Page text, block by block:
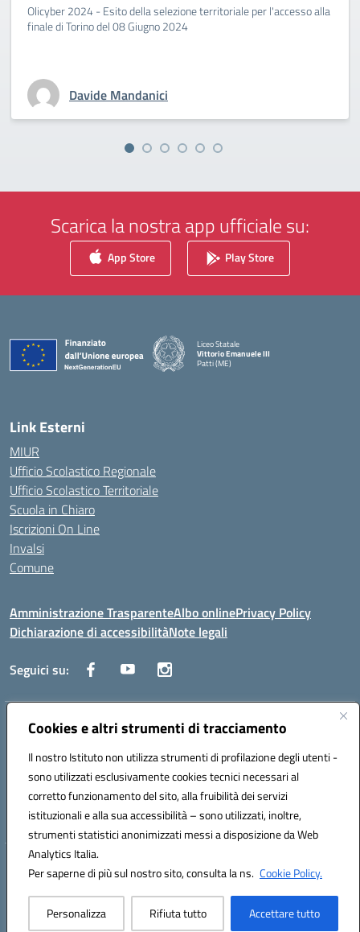
Cookies e altri strumenti di tracciamento
Il nostro Istituto non utilizza strumenti di profilazione degli utenti -
sono utilizzati esclusivamente cookies tecnici necessari al
corretto funzionamento del sito, alla fruibilità dei servizi
istituzionali e alla sua accessibilità – sono utilizzati, inoltre,
strumenti statistici anonimizzati messi a disposizione da Web
Analytics Italia.
Per saperne di più sul nostro sito, consulta la ns. Cookie Policy.
Personalizza Rifiuta tutto Accettare tutto
Olicyber 2024 - Esito della selezione territoriale per l'accesso alla
finale di Torino del 08 Giugno 2024
Davide Mandanici
Scarica la nostra app ufficiale su:
App Store Play Store
Liceo Statale
Vittorio Emanuele III
Patti (ME)
Link Esterni
MIUR
Ufficio Scolastico Regionale
Ufficio Scolastico Territoriale
Scuola in Chiaro
Iscrizioni On Line
Invalsi
Comune
Amministrazione TrasparenteAlbo onlinePrivacy Policy
Dichiarazione di accessibilitàNote legali
Seguici su:
Indirizzo:Via Trieste, 43 – 98066 Patti (ME)
Posta elettronica certificata (PEC):mepc060006@pec.istruzione.it
Codice fiscale: 86000610831
Codice meccanografico: MEPC060006
Hosting & Powered by 3D Solution S.r.l.
Concept & Design by Designers Italia